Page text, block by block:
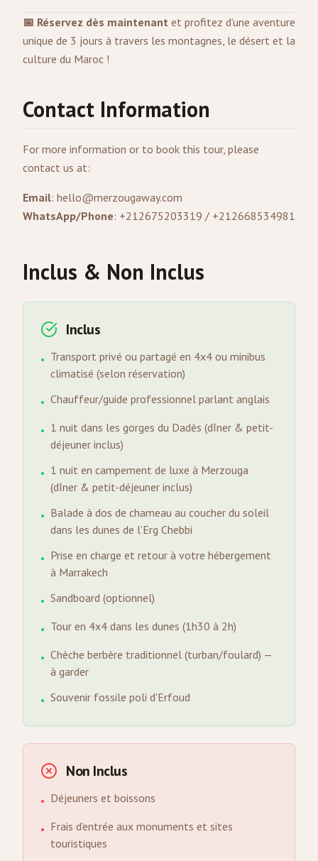
📅 Réservez dès maintenant et profitez d’une aventure
unique de 3 jours à travers les montagnes, le désert et la
culture du Maroc !
Contact Information
For more information or to book this tour, please
contact us at:
Email: hello@merzougaway.com
WhatsApp/Phone: +212675203319 / +212668534981
Inclus & Non Inclus
Inclus
• Transport privé ou partagé en 4x4 ou minibus
climatisé (selon réservation)
• Chauffeur/guide professionnel parlant anglais
• 1 nuit dans les gorges du Dadès (dîner & petit-
déjeuner inclus)
• 1 nuit en campement de luxe à Merzouga
(dîner & petit-déjeuner inclus)
• Balade à dos de chameau au coucher du soleil
dans les dunes de l’Erg Chebbi
• Prise en charge et retour à votre hébergement
à Marrakech
• Sandboard (optionnel)
• Tour en 4x4 dans les dunes (1h30 à 2h)
• Chèche berbère traditionnel (turban/foulard) —
à garder
• Souvenir fossile poli d'Erfoud
Non Inclus
• Déjeuners et boissons
• Frais d’entrée aux monuments et sites
touristiques